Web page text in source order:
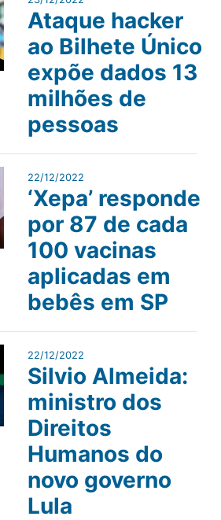
Ataque hacker
ao Bilhete Único
expõe dados 13
milhões de
pessoas
22/12/2022
‘Xepa’ responde
por 87 de cada
100 vacinas
aplicadas em
bebês em SP
22/12/2022
Silvio Almeida:
ministro dos
Direitos
Humanos do
novo governo
Lula